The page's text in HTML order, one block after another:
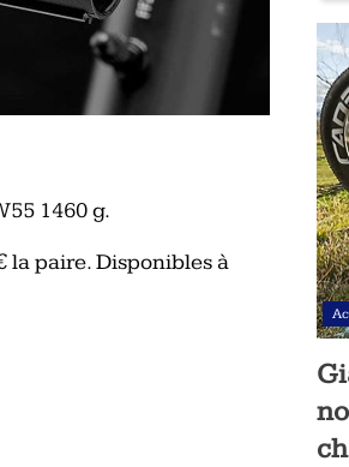
1460 g.
la paire. Disponibles à